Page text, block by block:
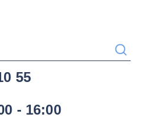
55
- 16:00